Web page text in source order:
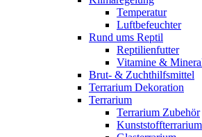
Temperatur
Luftbefeuchter
Rund ums Reptil
Reptilienfutter
Vitamine &
Brut- & Zuchthilfsmittel
Terrarium Dekoration
Terrarium
Terrarium Zubehör
Kunststoffterrarium